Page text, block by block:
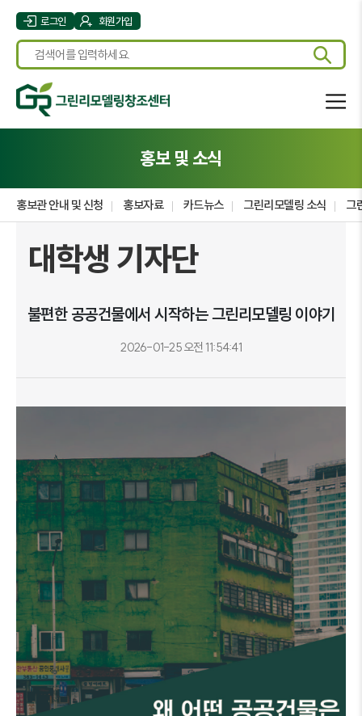
로그인 회원가입
홍보 및 소식
홍보관 안내 및 신청 홍보자료 카드뉴스 그린리모델링 소식 그
대학생 기자단
불편한 공공건물에서 시작하는 그린리모델링 이야기
2026-01-25 오전 11:54:41